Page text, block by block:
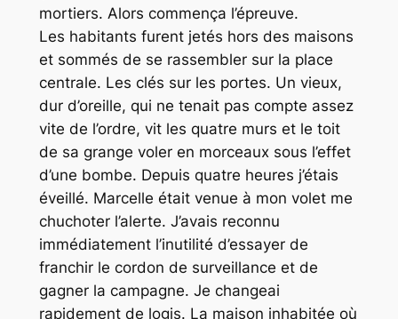
mortiers. Alors commença l’épreuve.
Les habitants furent jetés hors des maisons
et sommés de se rassembler sur la place
centrale. Les clés sur les portes. Un vieux,
dur d’oreille, qui ne tenait pas compte assez
vite de l’ordre, vit les quatre murs et le toit
de sa grange voler en morceaux sous l’effet
d’une bombe. Depuis quatre heures j’étais
éveillé. Marcelle était venue à mon volet me
chuchoter l’alerte. J’avais reconnu
immédiatement l’inutilité d’essayer de
franchir le cordon de surveillance et de
gagner la campagne. Je changeai
rapidement de logis. La maison inhabitée où